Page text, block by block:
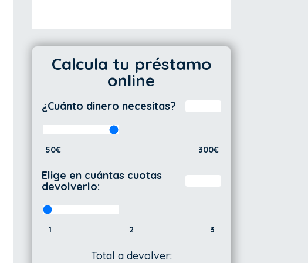
Calcula tu préstamo
online
¿Cuánto dinero necesitas?
50€ 300€
Elige en cuántas cuotas
devolverlo:
1 2 3
Total a devolver: